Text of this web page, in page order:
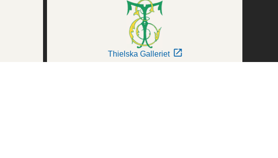
Thielska Galleriet